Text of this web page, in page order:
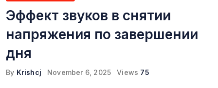
Эффект звуков в снятии
напряжения по завершении
дня
By Krishcj November 6, 2025 Views 75